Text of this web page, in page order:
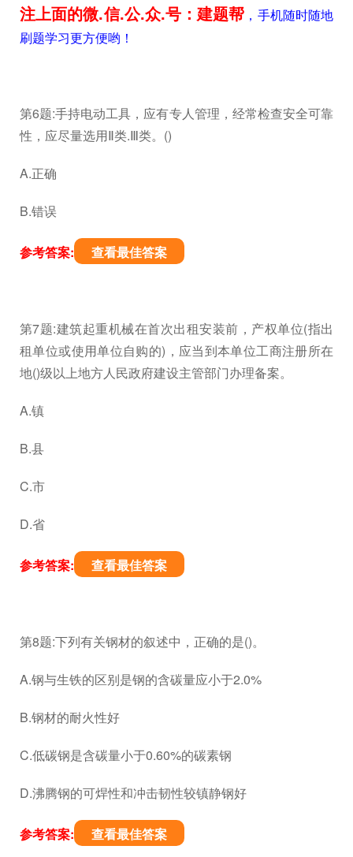
注上面的微.信.公.众.号：建题帮 ，手机随时随地
刷题学习更方便哟！
第6题:手持电动工具，应有专人管理，经常检查安全可靠
性，应尽量选用Ⅱ类.Ⅲ类。()
A.正确
B.错误
参考答案: 查看最佳答案
第7题:建筑起重机械在首次出租安装前，产权单位(指出
租单位或使用单位自购的)，应当到本单位工商注册所在
地()级以上地方人民政府建设主管部门办理备案。
A.镇
B.县
C.市
D.省
参考答案: 查看最佳答案
第8题:下列有关钢材的叙述中，正确的是()。
A.钢与生铁的区别是钢的含碳量应小于2.0%
B.钢材的耐火性好
C.低碳钢是含碳量小于0.60%的碳素钢
D.沸腾钢的可焊性和冲击韧性较镇静钢好
参考答案: 查看最佳答案